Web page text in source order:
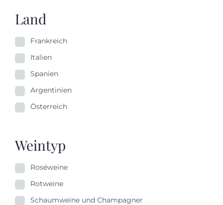
Land
Frankreich
Italien
Spanien
Argentinien
Österreich
Weintyp
Roséweine
Rotweine
Schaumweine und Champagner